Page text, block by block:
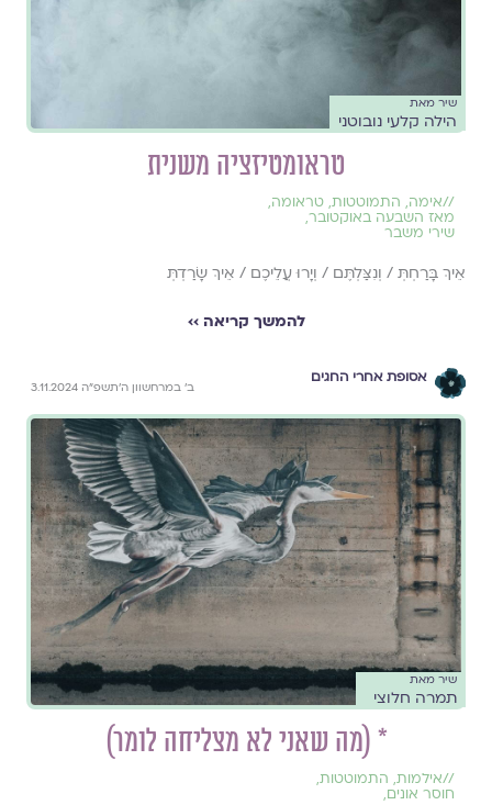
שיר מאת
הילה קלעי נובוטני
טראומטיזציה משנית
//אימה, התמוטטות, טראומה,
מאז השבעה באוקטובר,
שירי משבר
אֵיךְ בָּרַחְתְּ / וְנִצַּלְתֶּם / וְיָרוּ עֲלֵיכֶם / אֵיךְ שָׂרַדְתְּ
להמשך קריאה ››
אסופת אחרי החגים
ב׳ במרחשוון ה׳תשפ״ה 3.11.2024
שיר מאת
תמרה חלוצי
* (מה שאני לא מצליחה לומר)
//אילמות, התמוטטות,
חוסר אונים,